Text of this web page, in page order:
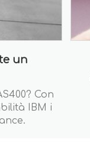
un
Con
IBM i